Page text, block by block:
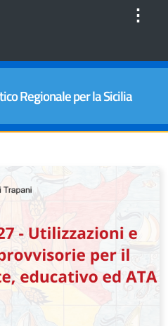
⋮
Regionale per la Sicilia